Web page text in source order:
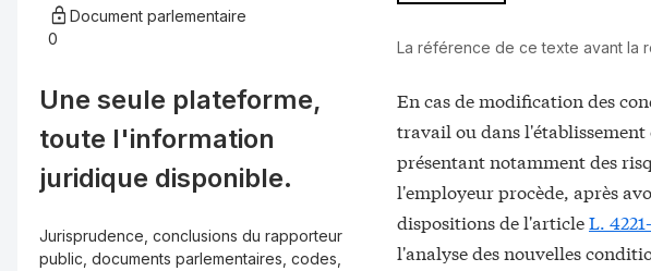
Document parlementaire
0
Une seule plateforme,
toute l'information
juridique disponible.
Jurisprudence, conclusions du rapporteur
public, documents parlementaires, codes,
La référence de ce texte avant la
En cas de modification des
travail ou dans
présentant notamment des
l'employeur procède, après
dispositions de l'articleL.
l'analyse des nouvelles